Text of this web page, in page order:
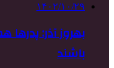
۱۴۰۲/۱۰/۲۹
بهروز آذر:
باشند